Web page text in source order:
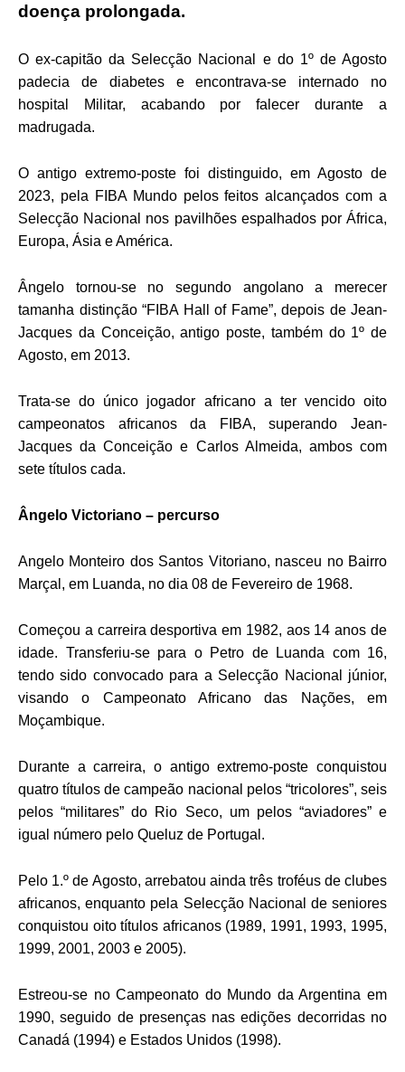
doença prolongada.
O ex-capitão da Selecção Nacional e do 1º de Agosto
padecia de diabetes e encontrava-se internado no
hospital Militar, acabando por falecer durante a
madrugada.
O antigo extremo-poste foi distinguido, em Agosto de
2023, pela FIBA Mundo pelos feitos alcançados com a
Selecção Nacional nos pavilhões espalhados por África,
Europa, Ásia e América.
Ângelo tornou-se no segundo angolano a merecer
tamanha distinção “FIBA Hall of Fame”, depois de Jean-
Jacques da Conceição, antigo poste, também do 1º de
Agosto, em 2013.
Trata-se do único jogador africano a ter vencido oito
campeonatos africanos da FIBA, superando Jean-
Jacques da Conceição e Carlos Almeida, ambos com
sete títulos cada.
Ângelo Victoriano – percurso
Angelo Monteiro dos Santos Vitoriano, nasceu no Bairro
Marçal, em Luanda, no dia 08 de Fevereiro de 1968.
Começou a carreira desportiva em 1982, aos 14 anos de
idade. Transferiu-se para o Petro de Luanda com 16,
tendo sido convocado para a Selecção Nacional júnior,
visando o Campeonato Africano das Nações, em
Moçambique.
Durante a carreira, o antigo extremo-poste conquistou
quatro títulos de campeão nacional pelos “tricolores”, seis
pelos “militares” do Rio Seco, um pelos “aviadores” e
igual número pelo Queluz de Portugal.
Pelo 1.º de Agosto, arrebatou ainda três troféus de clubes
africanos, enquanto pela Selecção Nacional de seniores
conquistou oito títulos africanos (1989, 1991, 1993, 1995,
1999, 2001, 2003 e 2005).
Estreou-se no Campeonato do Mundo da Argentina em
1990, seguido de presenças nas edições decorridas no
Canadá (1994) e Estados Unidos (1998).